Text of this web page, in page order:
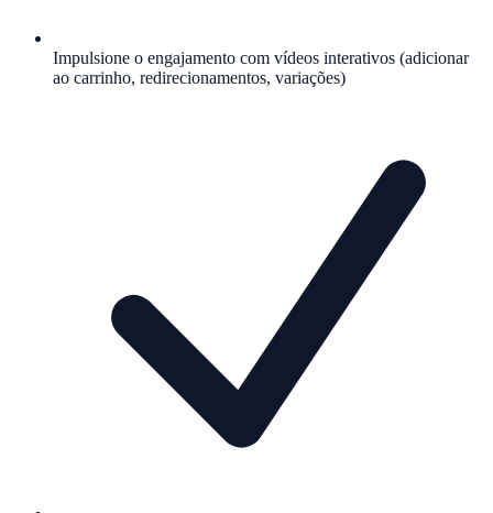
Impulsione o engajamento com vídeos interativos (adicionar
ao carrinho, redirecionamentos, variações)